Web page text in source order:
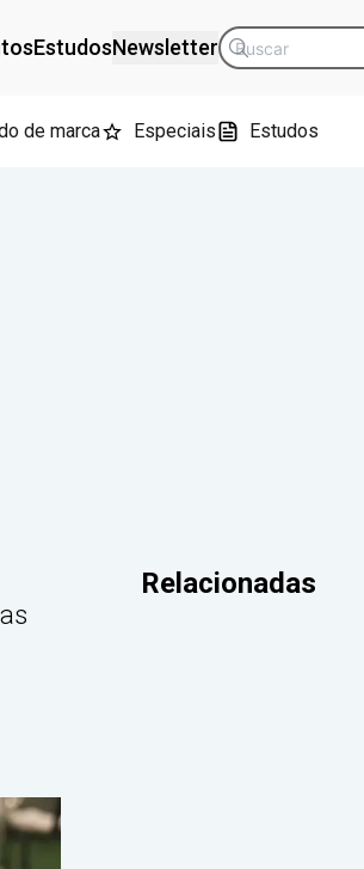
EstudosNewsletter
de marca Especiais Estudos
Relacionadas